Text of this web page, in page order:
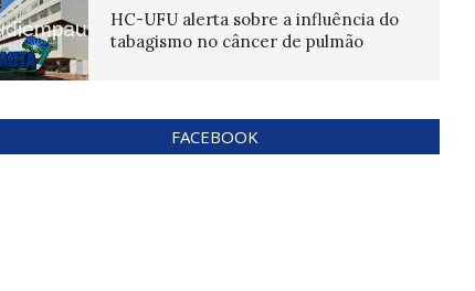
HC-UFU alerta sobre a influência do
tabagismo no câncer de pulmão
FACEBOOK